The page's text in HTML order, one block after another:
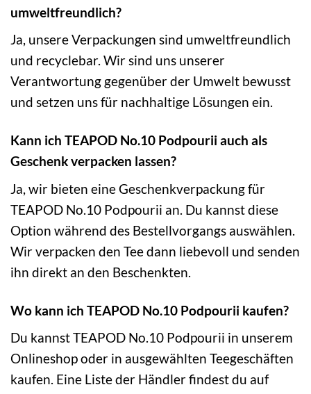
umweltfreundlich?
Ja, unsere Verpackungen sind umweltfreundlich
und recyclebar. Wir sind uns unserer
Verantwortung gegenüber der Umwelt bewusst
und setzen uns für nachhaltige Lösungen ein.
Kann ich TEAPOD No.10 Podpourii auch als
Geschenk verpacken lassen?
Ja, wir bieten eine Geschenkverpackung für
TEAPOD No.10 Podpourii an. Du kannst diese
Option während des Bestellvorgangs auswählen.
Wir verpacken den Tee dann liebevoll und senden
ihn direkt an den Beschenkten.
Wo kann ich TEAPOD No.10 Podpourii kaufen?
Du kannst TEAPOD No.10 Podpourii in unserem
Onlineshop oder in ausgewählten Teegeschäften
kaufen. Eine Liste der Händler findest du auf